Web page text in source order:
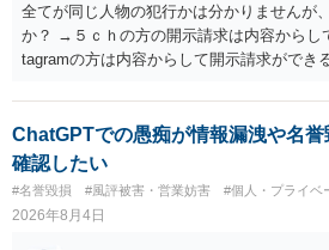
全てが同じ人物の犯行かは分かりませんが
か？ →５ｃｈの方の開示請求は内容からし
tagramの方は内容からして開示請求ができ
いでしょう。７月中にアカウントが削除さ
ても失敗する可能性が高いように思われま
合、相手に全ての弁護士費用を負担させる
訴訟外の交渉で相手方が認めれば負担させ
訴訟で判決となった場合は、実際の弁護士
められない場合があり何ともいえないとこ
ChatGPTでの愚痴が情報漏洩や名
確認したい
#名誉毀損 #風評被害・営業妨害 #個人・プライベ
2026年8月4日